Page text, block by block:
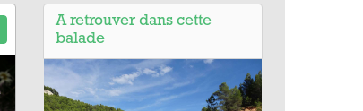
A retrouver dans cette
balade